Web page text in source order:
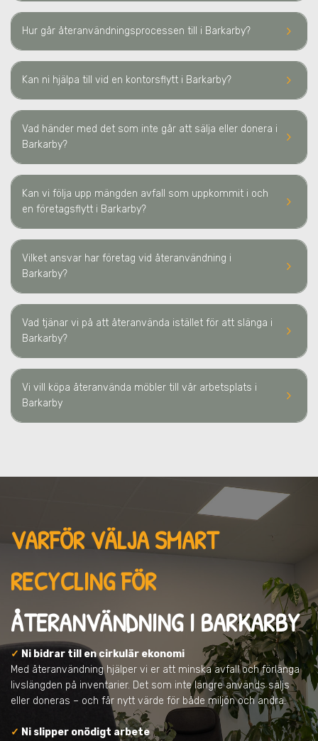
keyboard_arrow_right
Hur går återanvändningsprocessen till i Barkarby?
keyboard_arrow_right
Kan ni hjälpa till vid en kontorsflytt i Barkarby?
keyboard_arrow_right
Vad händer med det som inte går att sälja eller donera i
Barkarby?
keyboard_arrow_right
Kan vi följa upp mängden avfall som uppkommit i och
en företagsflytt i Barkarby?
keyboard_arrow_right
Vilket ansvar har företag vid återanvändning i
Barkarby?
keyboard_arrow_right
Vad tjänar vi på att återanvända istället för att slänga i
Barkarby?
keyboard_arrow_right
Vi vill köpa återanvända möbler till vår arbetsplats i
Barkarby
VARFÖR VÄLJA SMART
RECYCLING FÖR
ÅTERANVÄNDNING I BARKARBY
✓ Ni bidrar till en cirkulär ekonomi
Med återanvändning hjälper vi er att minska avfall och förlänga
livslängden på inventarier. Det som inte längre används säljs
eller doneras – och får nytt värde för både miljön och andra.
✓ Ni slipper onödigt arbete